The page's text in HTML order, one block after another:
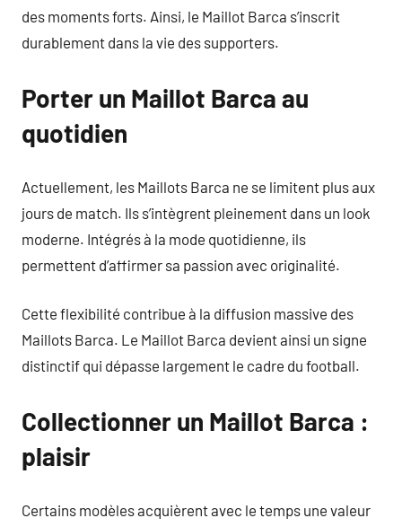
des moments forts. Ainsi, le Maillot Barca s’inscrit
durablement dans la vie des supporters.
Porter un Maillot Barca au
quotidien
Actuellement, les Maillots Barca ne se limitent plus aux
jours de match. Ils s’intègrent pleinement dans un look
moderne. Intégrés à la mode quotidienne, ils
permettent d’affirmer sa passion avec originalité.
Cette flexibilité contribue à la diffusion massive des
Maillots Barca. Le Maillot Barca devient ainsi un signe
distinctif qui dépasse largement le cadre du football.
Collectionner un Maillot Barca :
plaisir
Certains modèles acquièrent avec le temps une valeur